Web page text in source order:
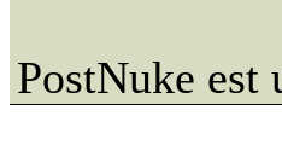
PostNuke